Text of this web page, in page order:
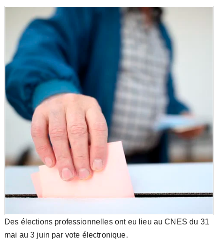
Des élections professionnelles ont eu lieu au CNES du 31
mai au 3 juin par vote électronique.